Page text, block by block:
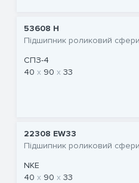
53608 Н
Підшипник роликовий
СПЗ-4
40
90 33
22308 EW33
Підшипник роликовий
NKE
40
90 33